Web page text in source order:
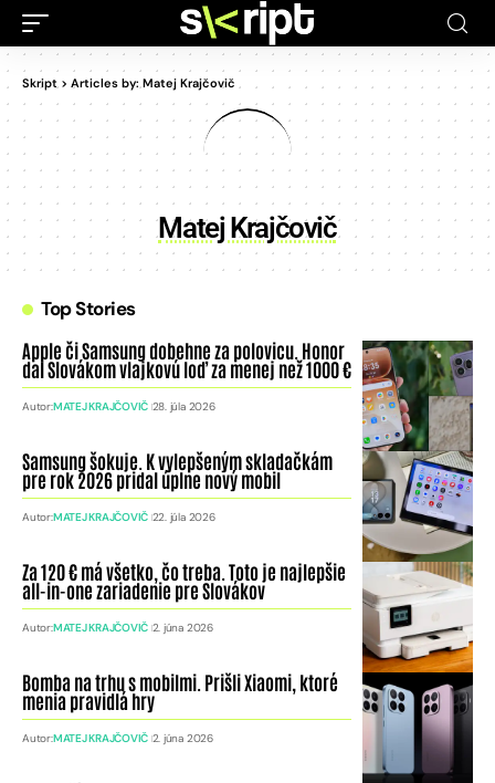
Skript> Articles by: Matej Krajčovič
Matej Krajčovič
Top Stories
Apple či Samsung dobehne za polovicu. Honor
dal Slovákom vlajkovú loď za menej než 1000 €
Autor:MATEJ KRAJČOVIČ 28. júla 2026
Samsung šokuje. K vylepšeným skladačkám
pre rok 2026 pridal úplne nový mobil
Autor:MATEJ KRAJČOVIČ 22. júla 2026
Za 120 € má všetko, čo treba. Toto je najlepšie
all-in-one zariadenie pre Slovákov
Autor:MATEJ KRAJČOVIČ 2. júna 2026
Bomba na trhu s mobilmi. Prišli Xiaomi, ktoré
menia pravidlá hry
Autor:MATEJ KRAJČOVIČ 2. júna 2026